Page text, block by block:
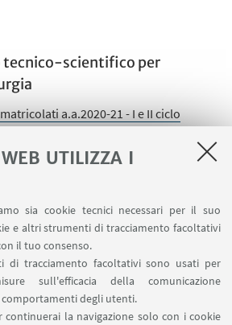
UTILIZZA I
sia cookie tecnici necessari per il suo
e altri strumenti di tracciamento facoltativi
il tuo consenso.
di tracciamento facoltativi sono usati per
sull'efficacia della comunicazione
degli utenti.
continuerai la navigazione solo con i cookie
tecnico-scientifico per
a.a.2020-21 - I e II ciclo
l'offerta didattica del